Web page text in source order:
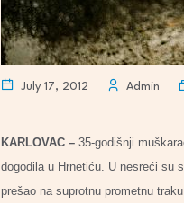
July 17, 2012 Admin
KARLOVAC – 35-godišnji
dogodila u Hrnetiću. U nesreći su
prešao na suprotnu prometnu